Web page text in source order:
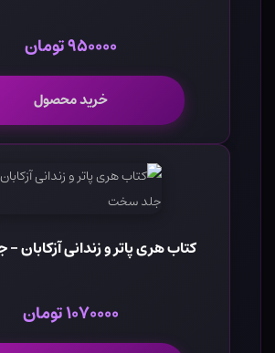
۹۵۰۰۰۰ تومان
خرید محصول
کتاب هری پاتر و زندانی
۱۰۷۰۰۰۰ تومان